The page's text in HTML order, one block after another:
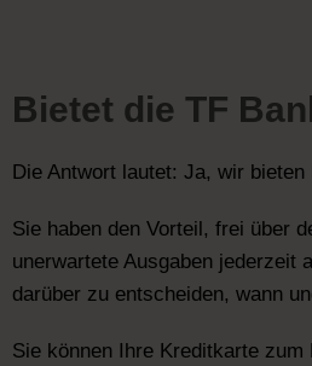
Bietet die TF
Die Antwort lautet: Ja, wir bieten
Sie haben den Vorteil, frei über
unerwartete Ausgaben jederzeit
darüber zu entscheiden, wann
Sie können Ihre Kreditkarte